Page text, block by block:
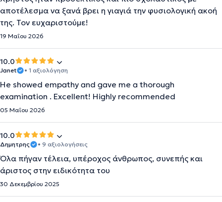
αποτέλεσμα να ξανά βρει η γιαγιά την φυσιολογική ακοή
της. Τον ευχαριστούμε!
19 Μαΐου 2026
10.0
Janet • 1 αξιολόγηση
He showed empathy and gave me a thorough
examination . Excellent! Highly recommended
05 Μαΐου 2026
10.0
Δημητρης • 9 αξιολογήσεις
Όλα πήγαν τέλεια, υπέροχος άνθρωπος, συνεπής και
άριστος στην ειδικότητα του
30 Δεκεμβρίου 2025